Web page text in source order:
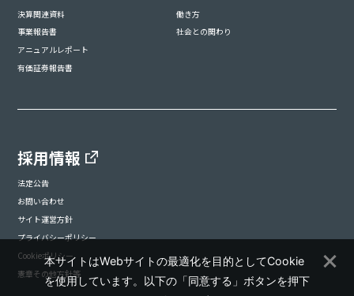
決算関連資料
事業報告書
アニュアルレポート
有価証券報告書
働き方
社会との関わり
採用情報
法定公告
お問い合わせ
サイト運営方針
プライバシーポリシー
Cookieポリシー
憲章その他方針等
本サイトはWebサイトの最適化を目的としてCookie
を使用しています。以下の「同意する」ボタンを押下